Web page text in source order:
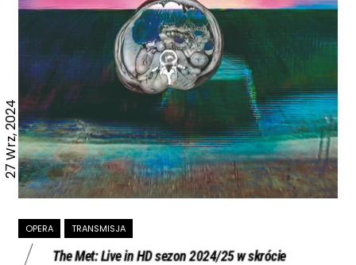
27 Wrz, 2024
OPERA TRANSMISJA
The Met: Live in HD sezon 2024/25 w skrócie